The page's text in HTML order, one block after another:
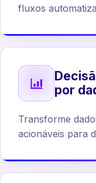
fluxos
por
Transforme
acionáveis para